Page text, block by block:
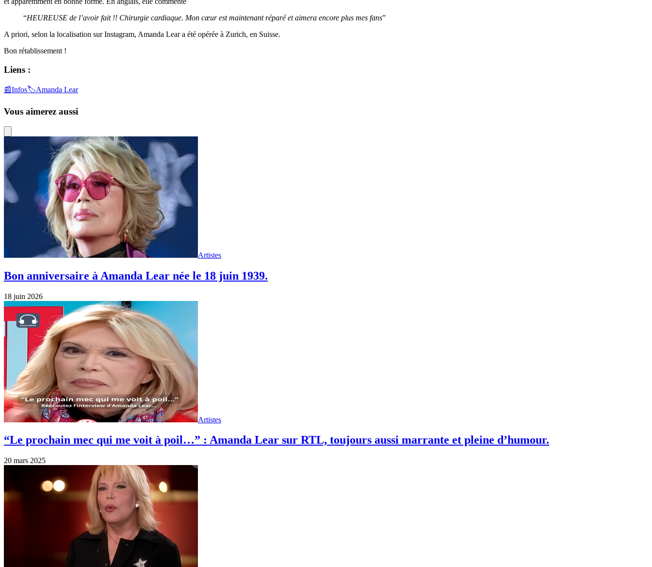
“HEUREUSE de l’avoir fait !! Chirurgie cardiaque. Mon cœur est maintenant réparé et aimera encore plus mes fans”
A priori, selon la localisation sur Instagram, Amanda Lear a été opérée à Zurich, en Suisse.
Bon rétablissement !
Liens :
📰Infos🏷️Amanda Lear
Vous aimerez aussi
Artistes
Bon anniversaire à Amanda Lear née le 18 juin 1939.
18 juin 2026
Artistes
“Le prochain mec qui me voit à poil…” : Amanda Lear sur RTL, toujours aussi marrante et pleine d’humour.
20 mars 2025